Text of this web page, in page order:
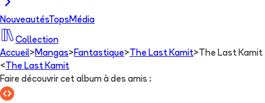
NouveautésTops Média
Collection
Accueil> Mangas> Fantastique> The Last Kamit> The Last Kamit
< The Last Kamit
Faire découvrir cet album à des amis :